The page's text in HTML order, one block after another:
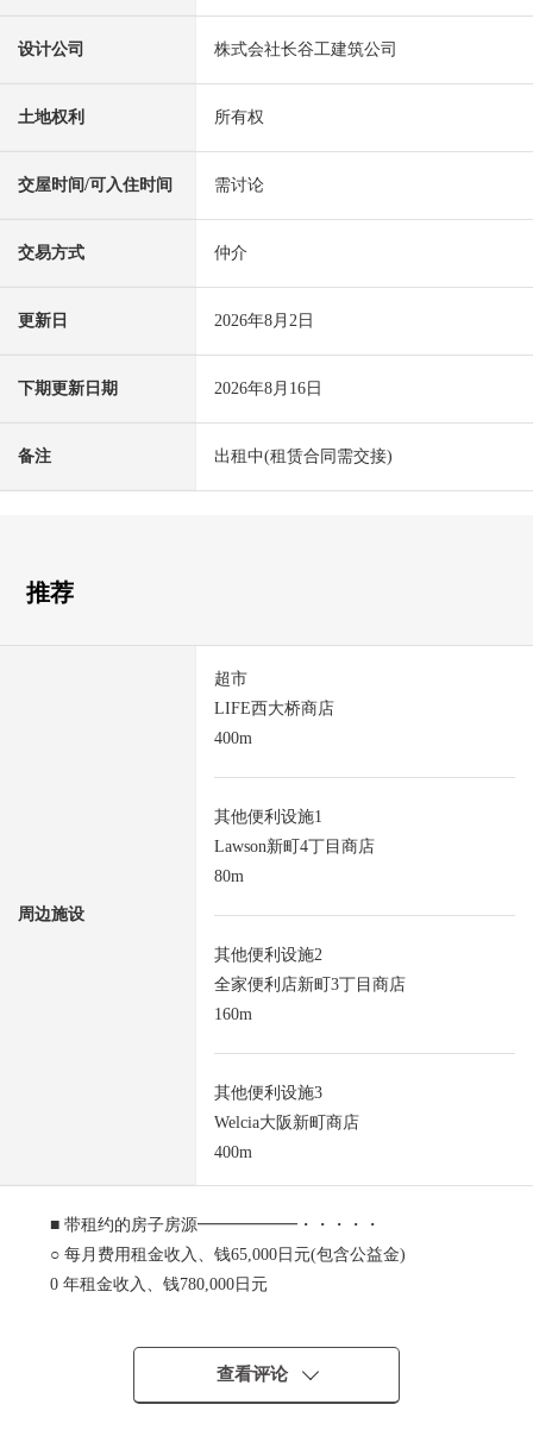
设计公司 株式会社长谷工建筑公司
土地权利 所有权
交屋时间/可入住时间 需讨论
交易方式 仲介
更新日 2026年8月2日
下期更新日期 2026年8月16日
备注 出租中(租赁合同需交接)
推荐
周边施设
超市
LIFE西大桥商店
400m
其他便利设施1
Lawson新町4丁目商店
80m
其他便利设施2
全家便利店新町3丁目商店
160m
其他便利设施3
Welcia大阪新町商店
400m
■ 带租约的房子房源━━━━━━・・・・・
○ 每月费用租金收入、钱65,000日元(包含公益金)
0 年租金收入、钱780,000日元
○ 押金归还债务无
○ 出租中(租借契约交接关键)
※表面回报率是为对销售价格的年的计划现行的租金收入
查看评论